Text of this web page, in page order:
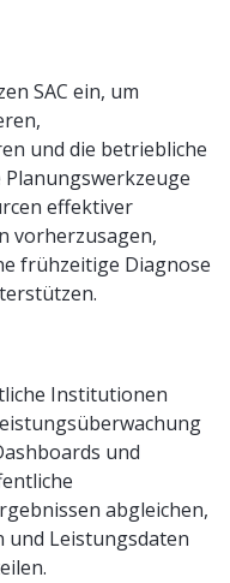
SAC ein, um
und die betriebliche
effektiver
vorherzusagen,
frühzeitige Diagnose
Institutionen
und
abgleichen,
und Leistungsdaten